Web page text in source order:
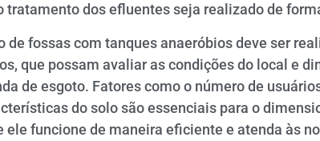
tratamento dos efluentes seja realizado de
de fossas com tanques anaeróbios deve ser
que possam avaliar as condições do local e
de esgoto. Fatores como o número de
do solo são essenciais para o
ele funcione de maneira eficiente e atenda às